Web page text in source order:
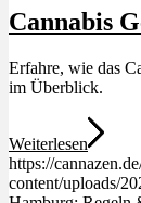
Cannabis
Erfahre, wie das
im Überblick.
Weiterlesen
https://
content/uploads/